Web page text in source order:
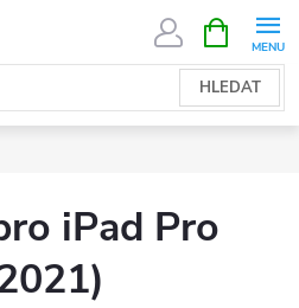
HLEDAT
NÁKUPNÍ
KOŠÍK
iPad Pro